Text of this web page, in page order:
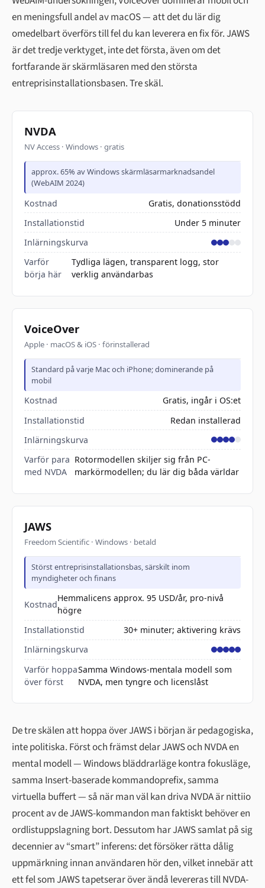
en meningsfull andel av macOS — att det du lär dig
omedelbart överförs till fel du kan leverera en fix för. JAWS
är det tredje verktyget, inte det första, även om det
fortfarande är skärmläsaren med den största
entreprisinstallationsbasen. Tre skäl.
NVDA
NV Access · Windows · gratis
approx. 65% av Windows skärmläsarmarknadsandel
(WebAIM 2024)
Kostnad
Gratis, donationsstödd
Installationstid
Under 5 minuter
Inlärningskurva
Varför
börja här
Tydliga lägen, transparent logg, stor
verklig användarbas
VoiceOver
Apple · macOS & iOS · förinstallerad
Standard på varje Mac och iPhone; dominerande på
mobil
Kostnad
Gratis, ingår i OS:et
Installationstid
Redan installerad
Inlärningskurva
Varför para
med NVDA
Rotormodellen skiljer sig från PC-
markörmodellen; du lär dig båda världar
JAWS
Freedom Scientific · Windows · betald
Störst entreprisinstallationsbas, särskilt inom
myndigheter och finans
Kostnad
Hemmalicens approx. 95 USD/år, pro-nivå
högre
Installationstid
30+ minuter; aktivering krävs
Inlärningskurva
Varför hoppa
över först
Samma Windows-mentala modell som
NVDA, men tyngre och licenslåst
De tre skälen att hoppa över JAWS i början är pedagogiska,
inte politiska. Först och främst delar JAWS och NVDA en
mental modell — Windows bläddrarläge kontra fokusläge,
samma Insert-baserade kommandoprefix, samma
virtuella buffert — så när man väl kan driva NVDA är nittiio
procent av de JAWS-kommandon man faktiskt behöver en
ordlistuppslagning bort. Dessutom har JAWS samlat på sig
decennier av “smart” inferens: det försöker rätta dålig
uppmärkning innan användaren hör den, vilket innebär att
ett fel som JAWS tapetserar över ändå levereras till NVDA-